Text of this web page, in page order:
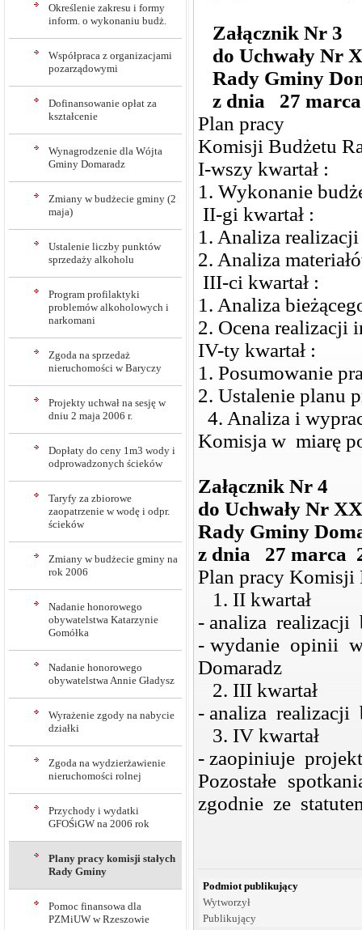
Określenie zakresu i formy
inform. o wykonaniu budż.
Współpraca z organizacjami
pozarządowymi
Dofinansowanie opłat za
kształcenie
Wynagrodzenie dla Wójta
Gminy Domaradz
Zmiany w budżecie gminy (2
maja)
Ustalenie liczby punktów
sprzedaży alkoholu
Program profilaktyki
problemów alkoholowych i
narkomani
Zgoda na sprzedaż
nieruchomości w Baryczy
Projekty uchwał na sesję w
dniu 2 maja 2006 r.
Dopłaty do ceny 1m3 wody i
odprowadzonych ścieków
Taryfy za zbiorowe
zaopatrzenie w wodę i odpr.
ścieków
Zmiany w budżecie gminy na
rok 2006
Nadanie honorowego
obywatelstwa Katarzynie
Gomółka
Nadanie honorowego
obywatelstwa Annie Gładysz
Wyrażenie zgody na nabycie
działki
Zgoda na wydzierżawienie
nieruchomości rolnej
Przychody i wydatki
GFOŚiGW na 2006 rok
Plany pracy komisji stałych
Rady Gminy
Pomoc finansowa dla
PZMiUW w Rzeszowie
Załącznik Nr 3
do Uchwały Nr
Rady Gminy
z dnia 27
Plan pracy
Komisji Budżetu
I-wszy kwartał :
1. Wykonanie
II-gi kwartał :
1. Analiza
2. Analiza
III-ci kwartał :
1. Analiza
2. Ocena realizacji
IV-ty kwartał :
1. Posumowanie
2. Ustalenie planu
4. Analiza i
Komisja w miarę
Załącznik Nr 4
do Uchwały Nr
Rady Gminy
z dnia 27 marca
Plan pracy
1. II kwartał
- analiza realizacji
- wydanie opinii
Domaradz
2. III kwartał
- analiza realizacji
3. IV kwartał
- zaopiniuje
Pozostałe
zgodnie ze
Podmiot publikujący
Wytworzył
Publikujący